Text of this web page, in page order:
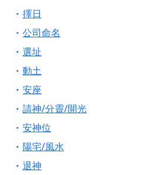
擇日
公司命名
選址
動土
安座
請神/分靈/開光
安神位
陽宅/風水
退神